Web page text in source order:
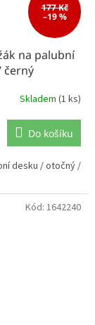
177 Kč
–19 %
na palubní
černý
Skladem (1 ks)
Do košíku
desku / otočný /
Kód: 1642240